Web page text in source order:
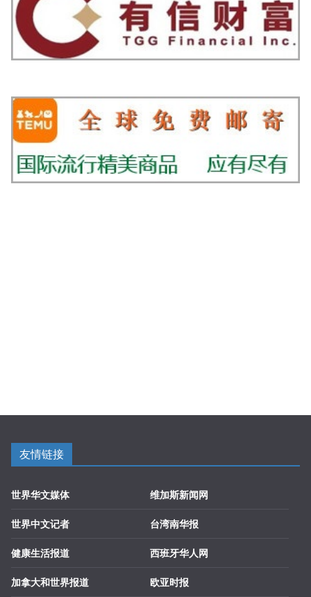
友情链接
世界华文媒体
世界中文记者
健康生活报道
加拿大和世界报道
维加斯新闻网
台湾南华报
西班牙华人网
欧亚时报